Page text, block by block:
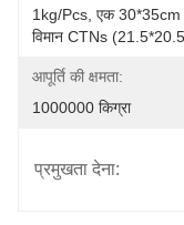
1kg/pcs, एक 30*35cm
विमान CTNs
आपूर्ति की क्षमता:
1000000 किग्रा
प्रमुखता देना: